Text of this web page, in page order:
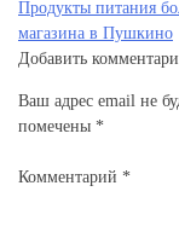
записям
Продукты питания
магазина в Пушкино
Добавить
Ваш адрес email не
помечены *
Комментарий *